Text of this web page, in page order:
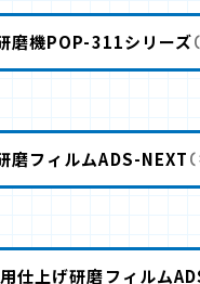
磨機POP-311シリーズ
磨フィルムADS-NEXT
仕上げ研磨フィルム